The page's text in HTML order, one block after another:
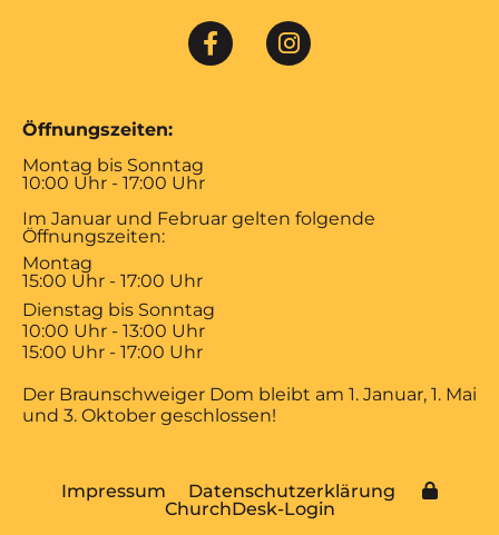
Öffnungszeiten:
Montag bis Sonntag
10:00 Uhr - 17:00 Uhr
Im Januar und Februar gelten folgende
Öffnungszeiten:
Montag
15:00 Uhr - 17:00 Uhr
Dienstag bis Sonntag
10:00 Uhr - 13:00 Uhr
15:00 Uhr - 17:00 Uhr
Der Braunschweiger Dom bleibt am 1. Januar, 1. Mai
und 3. Oktober geschlossen!
Impressum
Datenschutzerklärung
ChurchDesk-Login